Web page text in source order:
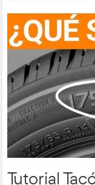
Cómo
Este clásico sigue
visualizaciones en
los neumáticos,
carga. Ideal tanto
buscan cuidar sus